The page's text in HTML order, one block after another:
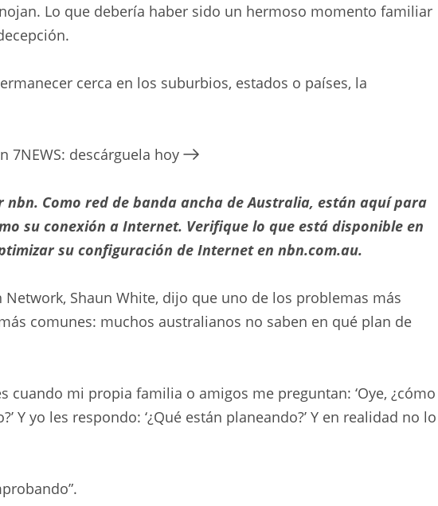
Lo que debería haber sido un hermoso momento familiar
cerca en los suburbios, estados o países, la
7NEWS: descárguela hoy
Como red de banda ancha de Australia, están aquí para
su conexión a Internet. Verifique lo que está disponible en
su configuración de Internet en nbn.com.au.
Network, Shaun White, dijo que uno de los problemas más
comunes: muchos australianos no saben en qué plan de
cuando mi propia familia o amigos me preguntan: ‘Oye, ¿cómo
Y yo les respondo: ‘¿Qué están planeando?’ Y en realidad no lo